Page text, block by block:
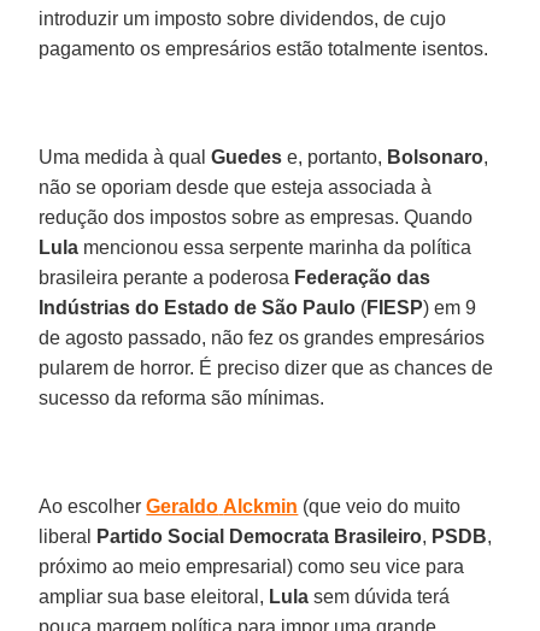
introduzir um imposto sobre dividendos, de cujo
pagamento os empresários estão totalmente isentos.
Uma medida à qualGuedes e, portanto, Bolsonaro,
não se oporiam desde que esteja associada à
redução dos impostos sobre as empresas. Quando
Lula mencionou essa serpente marinha da política
brasileira perante a poderosa Federação das
Indústrias do Estado de São Paulo (FIESP) em 9
de agosto passado, não fez os grandes empresários
pularem de horror. É preciso dizer que as chances de
sucesso da reforma são mínimas.
Ao escolherGeraldo Alckmin (que veio do muito
liberal
Partido Social Democrata Brasileiro, PSDB,
próximo ao meio empresarial) como seu vice para
ampliar sua base eleitoral, Lula sem dúvida terá
pouca margem política para impor uma grande